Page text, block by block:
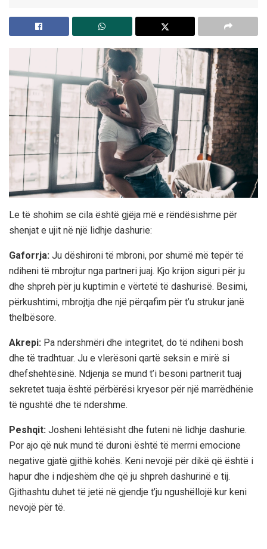
Le të shohim se cila është gjëja më e rëndësishme për
shenjat e ujit në një lidhje dashurie:
Gaforrja: Ju dëshironi të mbroni, por shumë më tepër të
ndiheni të mbrojtur nga partneri juaj. Kjo krijon siguri për ju
dhe shpreh për ju kuptimin e vërtetë të dashurisë. Besimi,
përkushtimi, mbrojtja dhe një përqafim për t’u strukur janë
thelbësore.
Akrepi: Pa ndershmëri dhe integritet, do të ndiheni bosh
dhe të tradhtuar. Ju e vlerësoni qartë seksin e mirë si
dhefshehtësinë. Ndjenja se mund t’i besoni partnerit tuaj
sekretet tuaja është përbërësi kryesor për një marrëdhënie
të ngushtë dhe të ndershme.
Peshqit: Josheni lehtësisht dhe futeni në lidhje dashurie.
Por ajo që nuk mund të duroni është të merrni emocione
negative gjatë gjithë kohës. Keni nevojë për dikë që është i
hapur dhe i ndjeshëm dhe që ju shpreh dashurinë e tij.
Gjithashtu duhet të jetë në gjendje t’ju ngushëllojë kur keni
nevojë për të.